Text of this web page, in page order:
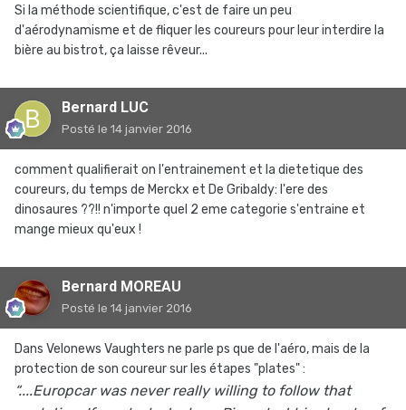
Si la méthode scientifique, c'est de faire un peu
d'aérodynamisme et de fliquer les coureurs pour leur interdire la
bière au bistrot, ça laisse rêveur...
Bernard LUC
Posté le 14 janvier 2016
comment qualifierait on l'entrainement et la dietetique des
coureurs, du temps de Merckx et De Gribaldy: l'ere des
dinosaures ??!! n'importe quel 2 eme categorie s'entraine et
mange mieux qu'eux !
Bernard MOREAU
Posté le 14 janvier 2016
Dans Velonews Vaughters ne parle ps que de l'aéro, mais de la
protection de son coureur sur les étapes "plates" :
“....Europcar was never really willing to follow that